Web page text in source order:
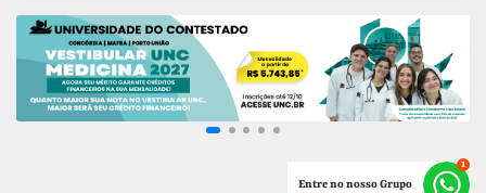
Entre no nosso Grupo